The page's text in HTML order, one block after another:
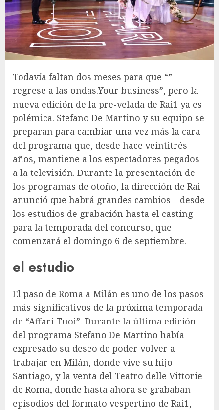
Todavía faltan dos meses para que “”
regrese a las ondas.Your business”, pero la
nueva edición de la pre-velada de Rai1 ya es
polémica. Stefano De Martino y su equipo se
preparan para cambiar una vez más la cara
del programa que, desde hace veintitrés
años, mantiene a los espectadores pegados
a la televisión. Durante la presentación de
los programas de otoño, la dirección de Rai
anunció que habrá grandes cambios – desde
los estudios de grabación hasta el casting –
para la temporada del concurso, que
comenzará el domingo 6 de septiembre.
el estudio
El paso de Roma a Milán es uno de los pasos
más significativos de la próxima temporada
de “Affari Tuoi”. Durante la última edición
del programa Stefano De Martino había
expresado su deseo de poder volver a
trabajar en Milán, donde vive su hijo
Santiago, y la venta del Teatro delle Vittorie
de Roma, donde hasta ahora se grababan
episodios del formato vespertino de Rai1,